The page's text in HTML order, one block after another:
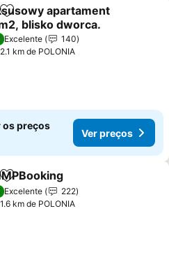
Adicionar aos favoritos
apartament
blisko dworca.
Excelente
140
km de POLONIA
os preços
Ver preços
Adicionar aos favoritos
Excelente
222
km de POLONIA